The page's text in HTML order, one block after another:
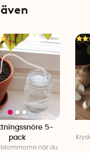
5-
pack
när du